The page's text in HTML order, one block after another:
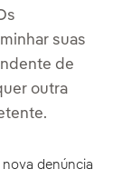
suas
de
outra
nova denúncia